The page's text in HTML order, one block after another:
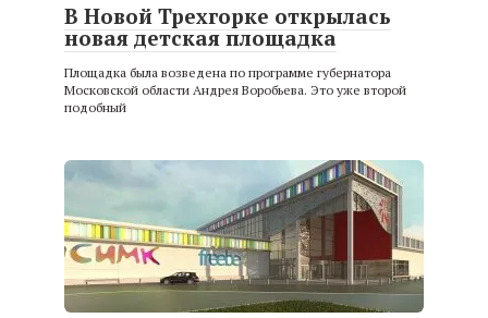
В Новой Трехгорке открылась
новая детская площадка
Площадка была возведена по программе губернатора
Московской области Андрея Воробьева. Это уже второй
подобный